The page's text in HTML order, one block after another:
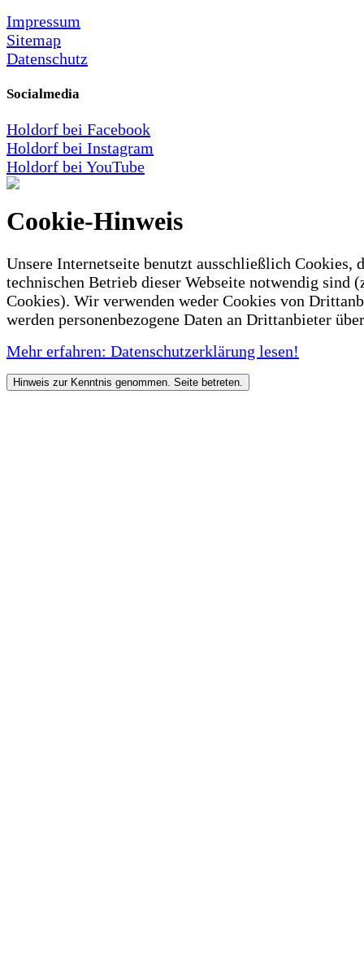
Impressum
Sitemap
Datenschutz
Socialmedia
Holdorf bei Facebook
Holdorf bei Instagram
Holdorf bei YouTube
Cookie-Hinweis
Unsere Internetseite benutzt ausschließlich Cookies,
technischen Betrieb dieser Webseite notwendig sind
Cookies). Wir verwenden weder Cookies von
werden personenbezogene Daten an Drittanbieter
Mehr erfahren: Datenschutzerklärung lesen!
Hinweis zur Kenntnis genommen. Seite betreten.